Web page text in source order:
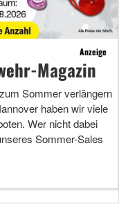
Anzeige
Magazin
Sommer verlängern
haben wir viele
Wer nicht dabei
Sommer-Sales